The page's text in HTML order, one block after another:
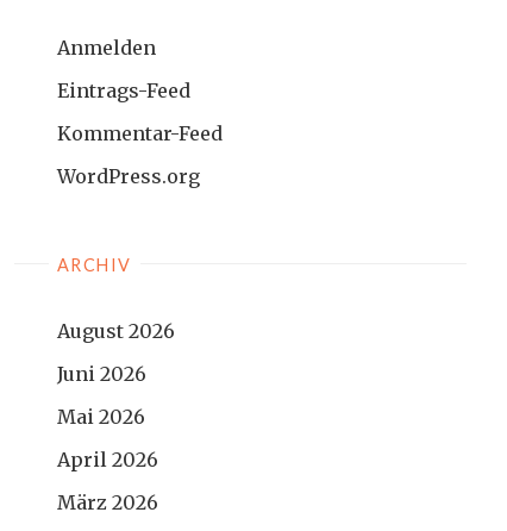
Anmelden
Eintrags-Feed
Kommentar-Feed
WordPress.org
ARCHIV
August 2026
Juni 2026
Mai 2026
April 2026
März 2026